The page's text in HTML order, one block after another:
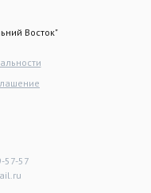
Восток"
57-57